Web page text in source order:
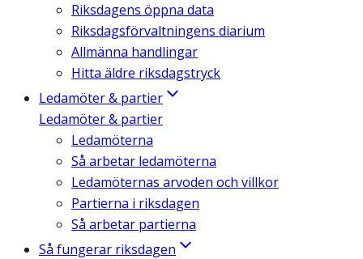
Riksdagens öppna data
Riksdagsförvaltningens diarium
Allmänna handlingar
Hitta äldre riksdagstryck
Ledamöter & partier
Ledamöter & partier
Ledamöterna
Så arbetar ledamöterna
Ledamöternas arvoden och villkor
Partierna i riksdagen
Så arbetar partierna
Så fungerar riksdagen